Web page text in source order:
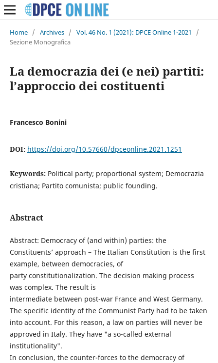
Home / Archives / Vol. 46 No. 1 (2021): DPCE Online 1-2021
/
Sezione Monografica
La democrazia dei (e nei) partiti:
l’approccio dei costituenti
Francesco Bonini
DOI: https://doi.org/10.57660/dpceonline.2021.1251
Keywords: Political party; proportional system; Democrazia
cristiana; Partito comunista; public founding.
Abstract
Abstract: Democracy of (and within) parties: the
Constituents’ approach – The Italian Constitution is the first
example, between democracies, of
party constitutionalization. The decision making process
was complex. The result is
intermediate between post-war France and West Germany.
The specific identity of the Communist Party had to be taken
into account. For this reason, a law on parties will never be
approved in Italy. They have "a so-called external
institutionality".
In conclusion, the counter-forces to the democracy of